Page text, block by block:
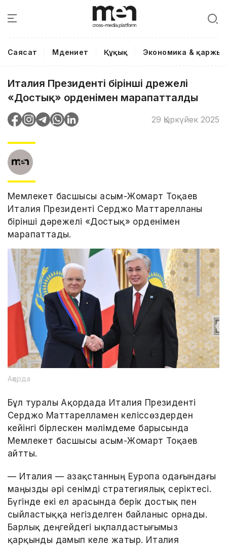
Саясат Мәдениет Құқық Экономика & қаржы
Италия Президенті бірінші дәрежелі
«Достық» орденімен марапатталды
29 Қыркүйек 2025
Мемлекет басшысы Қасым-Жомарт Тоқаев
Италия Президенті Серджо Маттарелланы
бірінші дәрежелі «Достық» орденімен
марапаттады.
Ақорда
Бұл туралы Ақордада Италия Президенті
Серджо Маттарелламен келіссөздерден
кейінгі бірлескен мәлімдеме барысында
Мемлекет басшысы Қасым-Жомарт Тоқаев
айтты.
— Италия — Қазақстанның Еуропа одағындағы
маңызды әрі сенімді стратегиялық серіктесі.
Бүгінде екі ел арасында берік достық пен
сыйластыққа негізделген байланыс орнады.
Барлық деңгейдегі ықпалдастығымыз
қарқынды дамып келе жатыр. Италия